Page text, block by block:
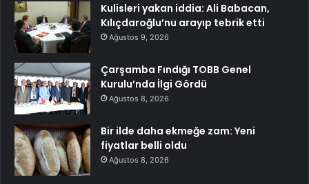
Kulisleri yakan iddia: Ali Babacan,
Kılıçdaroğlu’nu arayıp tebrik etti
Ağustos 9, 2026
Çarşamba Fındığı TOBB Genel
Kurulu’nda İlgi Gördü
Ağustos 8, 2026
Bir ilde daha ekmeğe zam: Yeni
fiyatlar belli oldu
Ağustos 8, 2026